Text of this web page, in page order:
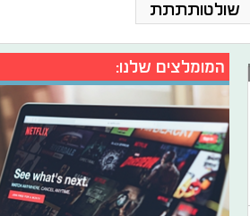
שולטותתתת
המומלצים שלנו: